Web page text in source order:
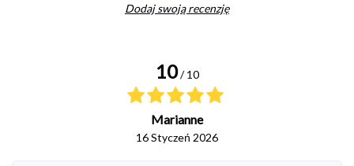
Dodaj swoją recenzję
10 / 10
Marianne
16 Styczeń 2026